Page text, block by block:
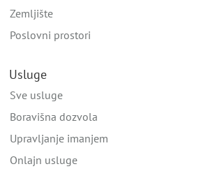
Zemljište
Poslovni prostori
Usluge
Sve usluge
Boravišna dozvola
Upravljanje imanjem
Onlajn usluge